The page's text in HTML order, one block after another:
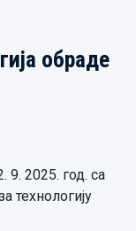
обраде
9. 2025. год. са
технологију